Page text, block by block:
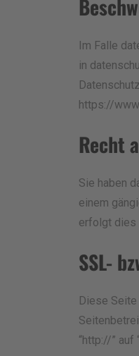
Im Falle
in
https://
Recht
Sie haben
einem
erfolgt dies
SSL-
Diese
“http://”